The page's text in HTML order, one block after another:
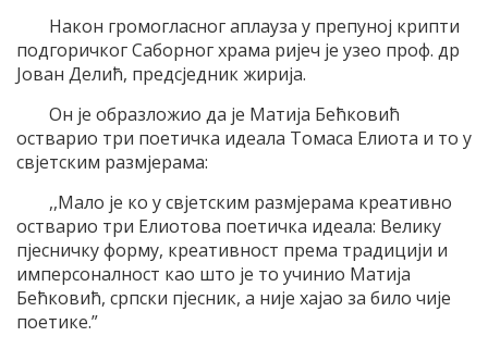
Након громогласног аплауза у препуној крипти
подгоричког Саборног храма ријеч је узео проф. др
Јован Делић, предсједник жирија.
Он је образложио да je Матија Бећковић
остварио три поетичка идеала Томаса Елиота и то у
свјетским размјерама:
,,Мало је ко у свјетским размјерама креативно
остварио три Елиотова поетичка идеала: Велику
пјесничку форму, креативност према традицији и
имперсоналност као што је то учинио Матија
Бећковић, српски пјесник, а није хајао за било чије
поетике.”